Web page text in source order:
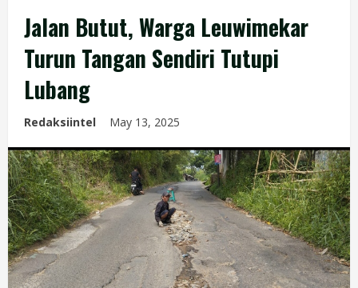
Jalan Butut, Warga Leuwimekar
Turun Tangan Sendiri Tutupi
Lubang
Redaksiintel May 13, 2025